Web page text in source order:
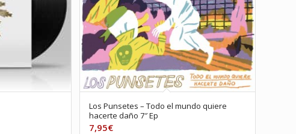
Los Punsetes – Todo el mundo quiere
hacerte daño 7″ Ep
7,95€